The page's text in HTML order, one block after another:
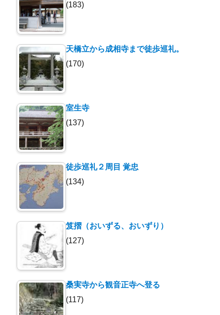
(183)
天橋立から成相寺まで徒歩巡礼。
(170)
室生寺
(137)
徒歩巡礼２周目 覚忠
(134)
笈摺（おいずる、おいずり）
(127)
桑実寺から観音正寺へ登る
(117)